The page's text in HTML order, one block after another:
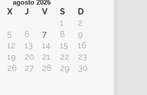
agosto 2026
X J V S
D
1
2
5 6 7 8
9
12 13 14 15
16
19 20 21 22
23
26 27 28 29
30